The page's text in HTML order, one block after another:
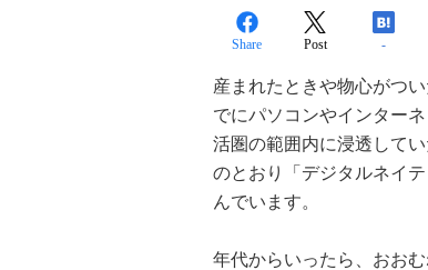
Share Post -
産まれたときや物心がつ
でにパソコンやインター
活圏の範囲内に浸透して
のとおり「デジタルネイ
んでいます。
年代からいったら、おおむ